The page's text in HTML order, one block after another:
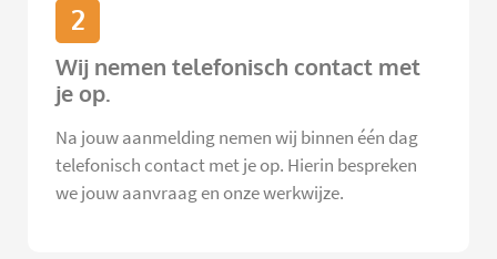
2
Wij nemen telefonisch contact met
je op.
Na jouw aanmelding nemen wij binnen één dag
telefonisch contact met je op. Hierin bespreken
we jouw aanvraag en onze werkwijze.